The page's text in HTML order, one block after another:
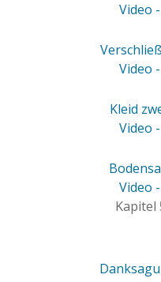
Video
Video
Kleid
Video
Video
Kapitel